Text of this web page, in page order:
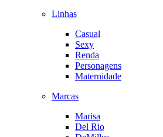
Linhas
Casual
Sexy
Renda
Personagens
Maternidade
Marcas
Marisa
Del Rio